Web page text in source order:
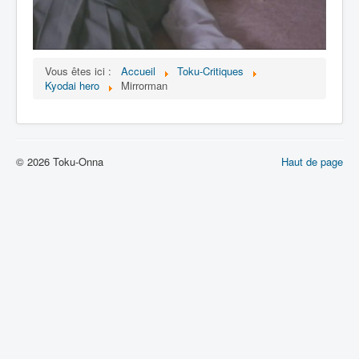
Vous êtes ici : Accueil
Toku-Critiques
Kyodai hero
Mirrorman
Haut de page
© 2026 Toku-Onna